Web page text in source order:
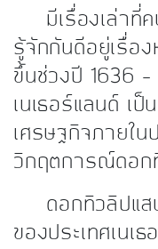
มีเรื่องเล่าที่ค
รู้จักกันดีอยู่เรื่อ
ขึ้นช่วงปี 1636 –
เนเธอร์แลนด์ เ
เศรษฐกิจภายใน
วิกฤตการณ์ดอก
ดอกทิวลิปแส
ของประเทศเนเ